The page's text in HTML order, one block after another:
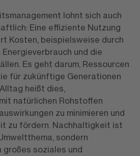
lohnt sich auch
Eine effiziente Nutzung
Kosten, beispielsweise durch
und die
Es geht darum, Ressourcen
für zukünftige Generationen
heißt dies,
natürlichen Rohstoffen
zu minimieren und
zu fördern. Nachhaltigkeit ist
sondern
großes soziales und